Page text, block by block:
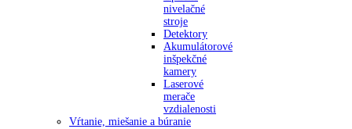
nivelačné
stroje
Detektory
Akumulátorové
inšpekčné
kamery
Laserové
merače
vzdialenosti
Vŕtanie, miešanie a búranie